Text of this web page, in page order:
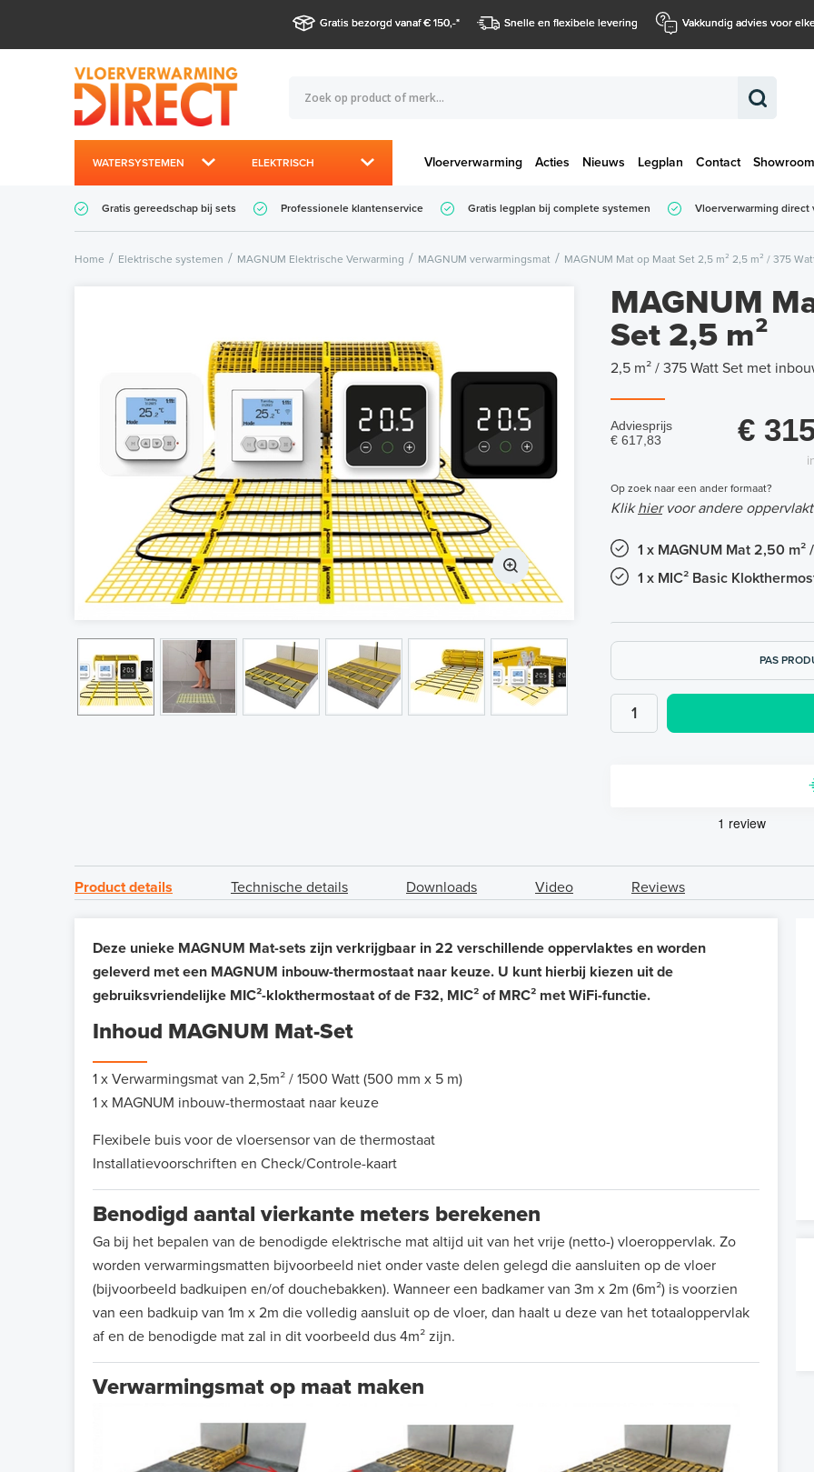
Gratis bezorgd vanaf € 150,-* Snelle en flexibele levering Vakkundig advies voor
WATERSYSTEMEN ELEKTRISCH Vloerverwarming Acties Nieuws Legplan Contact Showroom
Totaalbedrag (incl. BTW)
Gratis gereedschap bij sets Professionele klantenservice Gratis legplan bij complete systemen Vloerverwarming direct
Home Elektrische systemen MAGNUM Elektrische Verwarming MAGNUM verwarmingsmat MAGNUM Mat op Maat Set 2,5 m² 2,5 m² / 375
MAGNUM
Set 2,5 m²
2,5 m² / 375 Watt Set met
Adviesprijs
€ 617,83
€
Op zoek naar een ander formaat?
Klikhiervoor andere
1 x MAGNUM Mat 2,50
1 x MIC² Basic
PAS
Product details Technische details Downloads Video Reviews
Deze unieke MAGNUM Mat-sets zijn verkrijgbaar in 22 verschillende oppervlaktes en worden
geleverd met een MAGNUM inbouw-thermostaat naar keuze. U kunt hierbij kiezen uit de
gebruiksvriendelijke MIC²-klokthermostaat of de F32, MIC² of MRC² met WiFi-functie.
Inhoud MAGNUM Mat-Set
1 x Verwarmingsmat van 2,5m² / 1500 Watt (500 mm x 5 m)
1 x MAGNUM inbouw-thermostaat naar keuze
Flexibele buis voor de vloersensor van de thermostaat
Installatievoorschriften en Check/Controle-kaart
Benodigd aantal vierkante meters berekenen
Ga bij het bepalen van de benodigde elektrische mat altijd uit van het vrije (netto-) vloeroppervlak. Zo
worden verwarmingsmatten bijvoorbeeld niet onder vaste delen gelegd die aansluiten op de vloer
(bijvoorbeeld badkuipen en/of douchebakken). Wanneer een badkamer van 3m x 2m (6m²) is voorzien
van een badkuip van 1m x 2m die volledig aansluit op de vloer, dan haalt u deze van het totaaloppervlak
af en de benodigde mat zal in dit voorbeeld dus 4m² zijn.
Verwarmingsmat op maat maken